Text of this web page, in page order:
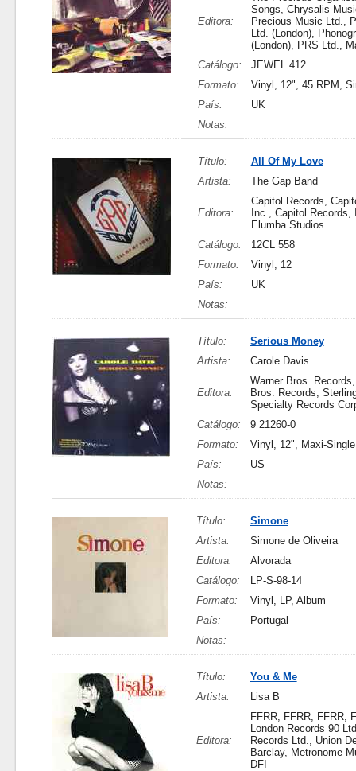
Editora:
Songs, Chrysalis
Precious Music Ltd.,
Ltd. (London),
(London), PRS Ltd.,
Catálogo:
JEWEL 412
Formato:
Vinyl, 12", 45 RPM,
País:
UK
Notas:
Título:
All Of My Love
Artista:
The Gap Band
Editora:
Capitol Records,
Inc., Capitol Records,
Elumba Studios
Catálogo:
12CL 558
Formato:
Vinyl, 12
País:
UK
Notas:
Título:
Serious Money
Artista:
Carole Davis
Editora:
Warner Bros.
Bros. Records,
Specialty Records
Catálogo:
9 21260-0
Formato:
Vinyl, 12", Maxi-Single
País:
US
Notas:
Título:
Simone
Artista:
Simone de Oliveira
Editora:
Alvorada
Catálogo:
LP-S-98-14
Formato:
Vinyl, LP, Album
País:
Portugal
Notas:
Título:
You & Me
Artista:
Lisa B
Editora:
FFRR, FFRR, FFRR,
London Records 90
Records Ltd., Union
Barclay, Metronome
DFI